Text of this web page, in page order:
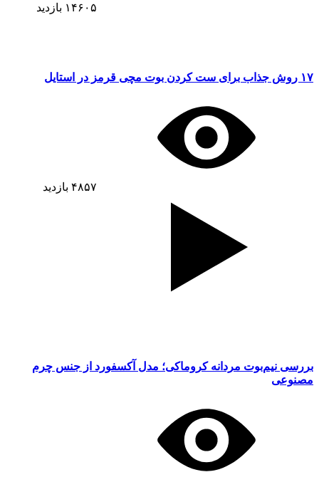
۱۴۶۰۵ بازدید
۱۷ روش جذاب برای ست کردن بوت مچی قرمز در استایل
۴۸۵۷ بازدید
بررسی نیم‌بوت مردانه کروماکی؛ مدل آکسفورد از جنس چرم
مصنوعی